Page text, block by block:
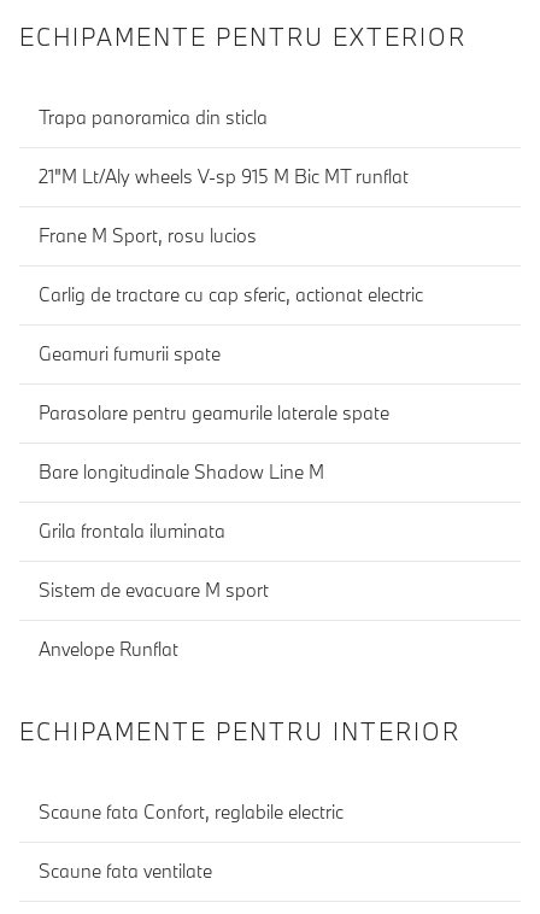
ECHIPAMENTE PENTRU EXTERIOR
Trapa panoramica din sticla
21"M Lt/Aly wheels V-sp 915 M Bic MT runflat
Frane M Sport, rosu lucios
Carlig de tractare cu cap sferic, actionat electric
Geamuri fumurii spate
Parasolare pentru geamurile laterale spate
Bare longitudinale Shadow Line M
Grila frontala iluminata
Sistem de evacuare M sport
Anvelope Runflat
ECHIPAMENTE PENTRU INTERIOR
Scaune fata Confort, reglabile electric
Scaune fata ventilate